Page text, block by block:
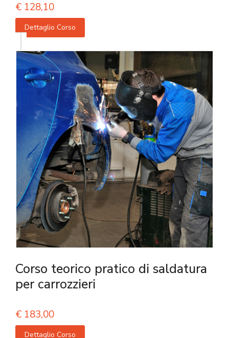
€ 128,10
Dettaglio Corso
Corso teorico pratico di saldatura
per carrozzieri
€ 183,00
Dettaglio Corso